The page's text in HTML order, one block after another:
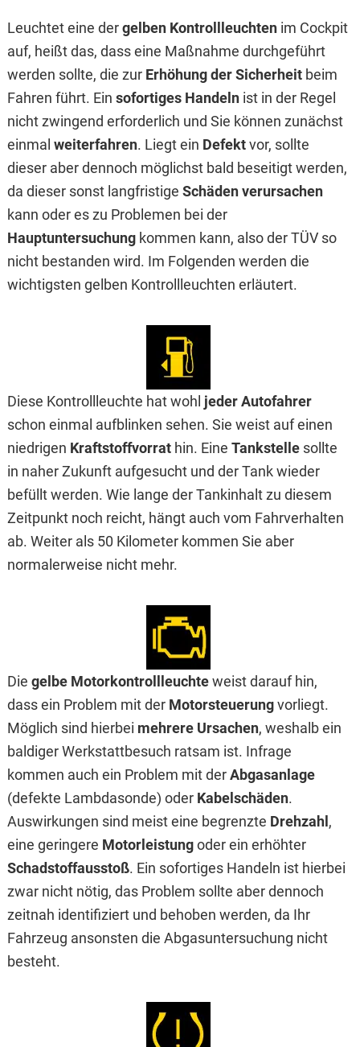
Leuchtet eine dergelben Kontrollleuchten im Cockpit
auf, heißt das, dass eine Maßnahme durchgeführt
werden sollte, die zur Erhöhung der Sicherheitbeim
Fahren führt. Ein sofortiges Handelnist in der Regel
nicht zwingend erforderlich und Sie können zunächst
einmal weiterfahren. Liegt ein Defektvor, sollte
dieser aber dennoch möglichst bald beseitigt werden,
da dieser sonst langfristige Schäden verursachen
kann oder es zu Problemen bei der
Hauptuntersuchung kommen kann, also der TÜV so
nicht bestanden wird. Im Folgenden werden die
wichtigsten gelben Kontrollleuchten erläutert.
Diese Kontrollleuchte hat wohl jeder Autofahrer
schon einmal aufblinken sehen. Sie weist auf einen
niedrigen Kraftstoffvorrat hin. Eine Tankstelle sollte
in naher Zukunft aufgesucht und der Tank wieder
befüllt werden. Wie lange der Tankinhalt zu diesem
Zeitpunkt noch reicht, hängt auch vom Fahrverhalten
ab. Weiter als 50 Kilometer kommen Sie aber
normalerweise nicht mehr.
Die gelbe Motorkontrollleuchteweist darauf hin,
dass ein Problem mit der Motorsteuerungvorliegt.
Möglich sind hierbei mehrere Ursachen, weshalb ein
baldiger Werkstattbesuch ratsam ist. Infrage
kommen auch ein Problem mit derAbgasanlage
(defekte Lambdasonde) oder Kabelschäden.
Auswirkungen sind meist eine begrenzte Drehzahl ,
eine geringere Motorleistungoder ein erhöhter
Schadstoffausstoß. Ein sofortiges Handeln ist hierbei
zwar nicht nötig, das Problem sollte aber dennoch
zeitnah identifiziert und behoben werden, da Ihr
Fahrzeug ansonsten die Abgasuntersuchung nicht
besteht.